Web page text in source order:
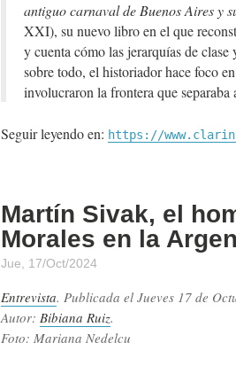
antiguo carnaval de Buenos Aires y
XXI), su nuevo libro en el que
y cuenta cómo las jerarquías de
sobre todo, el historiador hace foco
involucraron la frontera que separaba
Seguir leyendo en: https://
Martín Sivak, el
Morales en la
Jue, 17/Oct/2024
Entrevista. Publicada el Jueves 17 de
Autor: Bibiana Ruiz.
Foto: Mariana Nedelcu